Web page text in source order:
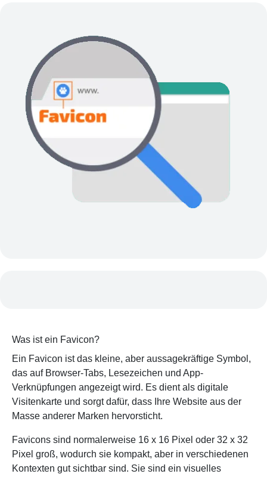
Was ist ein Favicon?
Ein Favicon ist das kleine, aber aussagekräftige Symbol,
das auf Browser-Tabs, Lesezeichen und App-
Verknüpfungen angezeigt wird. Es dient als digitale
Visitenkarte und sorgt dafür, dass Ihre Website aus der
Masse anderer Marken hervorsticht.
Favicons sind normalerweise 16 x 16 Pixel oder 32 x 32
Pixel groß, wodurch sie kompakt, aber in verschiedenen
Kontexten gut sichtbar sind. Sie sind ein visuelles